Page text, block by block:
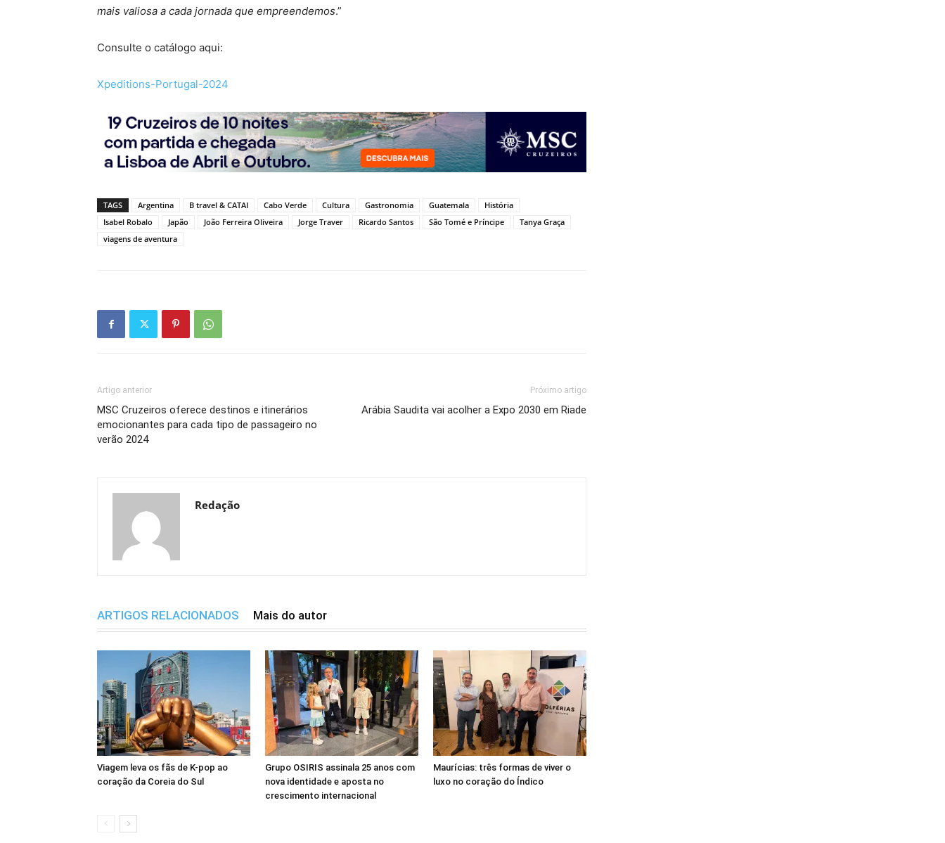
mais valiosa a cada jornada que empreendemos.”
Consulte o catálogo aqui:
Xpeditions-Portugal-2024
TAGS Argentina B travel & CATAI Cabo Verde Cultura Gastronomia Guatemala
História
Isabel Robalo
Japão João Ferreira Oliveira Jorge Traver Ricardo Santos São Tomé e Príncipe
Tanya Graça
viagens de aventura
Artigo anterior
MSC Cruzeiros oferece destinos e itinerários
emocionantes para cada tipo de passageiro no
verão 2024
Próximo artigo
Arábia Saudita vai acolher a Expo 2030 em Riade
Redação
ARTIGOS RELACIONADOS Mais do autor
Viagem leva os fãs de K-pop ao
coração da Coreia do Sul
Grupo OSIRIS assinala 25 anos com
nova identidade e aposta no
crescimento internacional
Maurícias: três formas de viver o
luxo no coração do Índico